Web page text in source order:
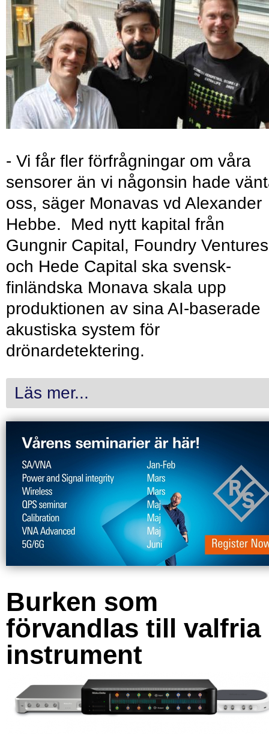
- Vi får fler förfrågningar om våra
sensorer än vi någonsin hade
oss, säger Monavas vd Alexander
Hebbe. Med nytt kapital från
Gungnir Capital, Foundry Ventures
och Hede Capital ska svensk-
finländska Monava skala upp
produktionen av sina AI-baserade
akustiska system för
drönardetektering.
Läs mer...
Burken som
förvandlas till valfria
instrument